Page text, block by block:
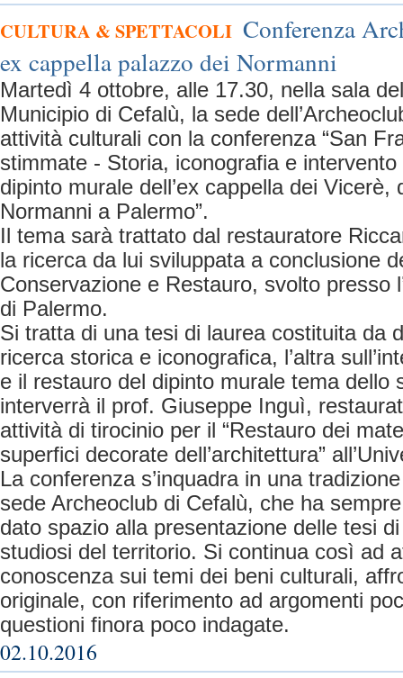
CULTURA & SPETTACOLI Conferenza
ex cappella palazzo dei Normanni
Martedì 4 ottobre, alle 17.30, nella sala
Municipio di Cefalù, la sede
attività culturali con la conferenza “San
stimmate - Storia, iconografia e
dipinto murale dell’ex cappella dei Vicerè,
Normanni a Palermo”.
Il tema sarà trattato dal restauratore
la ricerca da lui sviluppata a conclusione
Conservazione e Restauro, svolto presso
di Palermo.
Si tratta di una tesi di laurea costituita da
ricerca storica e iconografica, l’altra
e il restauro del dipinto murale tema dello
interverrà il prof. Giuseppe Inguì,
attività di tirocinio per il “Restauro dei
superfici decorate dell’architettura”
La conferenza s’inquadra in una
sede Archeoclub di Cefalù, che ha
dato spazio alla presentazione delle tesi
studiosi del territorio. Si continua così ad
conoscenza sui temi dei beni culturali,
originale, con riferimento ad argomenti
questioni finora poco indagate.
02.10.2016